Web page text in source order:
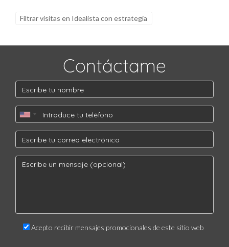
agente inmobiliario?
específico; generalmente oscilan entre el 5% y el 6% del
precio final de venta. Si necesitas más información o deseas
comenzar este emocionante viaje hacia la venta exitosa de tu
hogar, contacta a Iraido Rodriguez hoy mismo. ¡Tu futuro
Filtrar visitas en Idealista con estrategia
Contáctame
Acepto recibir mensajes promocionales de este sitio web